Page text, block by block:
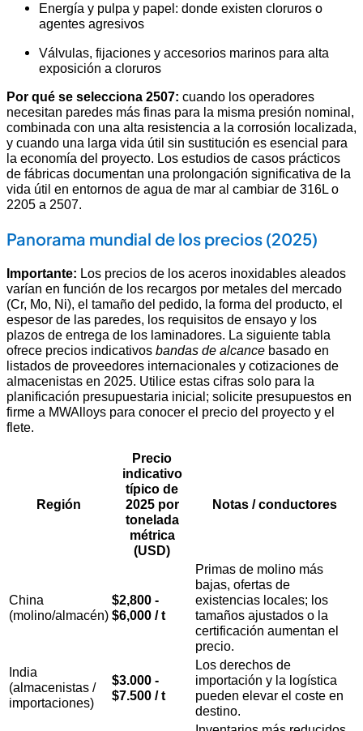
Energía y pulpa y papel: donde existen cloruros o
agentes agresivos
Válvulas, fijaciones y accesorios marinos para alta
exposición a cloruros
Por qué se selecciona 2507: cuando los operadores
necesitan paredes más finas para la misma presión nominal,
combinada con una alta resistencia a la corrosión localizada,
y cuando una larga vida útil sin sustitución es esencial para
la economía del proyecto. Los estudios de casos prácticos
de fábricas documentan una prolongación significativa de la
vida útil en entornos de agua de mar al cambiar de 316L o
2205 a 2507.
Panorama mundial de los precios (2025)
Importante: Los precios de los aceros inoxidables aleados
varían en función de los recargos por metales del mercado
(Cr, Mo, Ni), el tamaño del pedido, la forma del producto, el
espesor de las paredes, los requisitos de ensayo y los
plazos de entrega de los laminadores. La siguiente tabla
ofrece precios indicativos bandas de alcance basado en
listados de proveedores internacionales y cotizaciones de
almacenistas en 2025. Utilice estas cifras solo para la
planificación presupuestaria inicial; solicite presupuestos en
firme a MWAlloys para conocer el precio del proyecto y el
flete.
Región
Precio
indicativo
típico de
2025 por
tonelada
métrica
(USD)
Notas / conductores
China
(molino/almacén)
$2,800 -
$6,000 / t
Primas de molino más
bajas, ofertas de
existencias locales; los
tamaños ajustados o la
certificación aumentan el
precio.
India
(almacenistas /
importaciones)
$3.000 -
$7.500 / t
Los derechos de
importación y la logística
pueden elevar el coste en
destino.